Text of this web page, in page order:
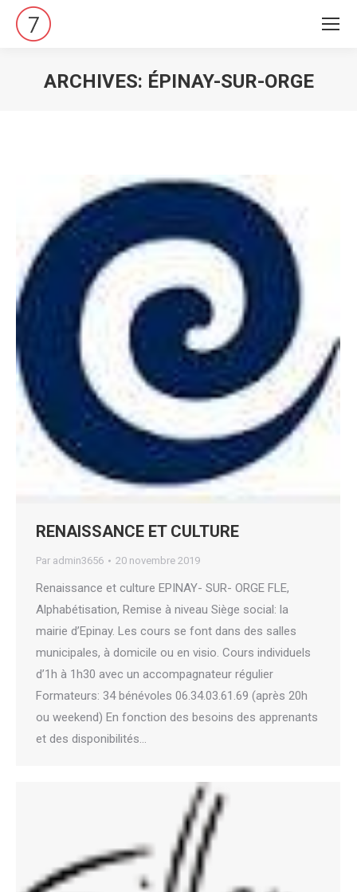
ARCHIVES: ÉPINAY-SUR-ORGE
RENAISSANCE ET CULTURE
Par admin3656 20 novembre 2019
Renaissance et culture EPINAY- SUR- ORGE FLE,
Alphabétisation, Remise à niveau Siège social: la
mairie d’Epinay. Les cours se font dans des salles
municipales, à domicile ou en visio. Cours individuels
d’1h à 1h30 avec un accompagnateur régulier
Formateurs: 34 bénévoles 06.34.03.61.69 (après 20h
ou weekend) En fonction des besoins des apprenants
et des disponibilités…